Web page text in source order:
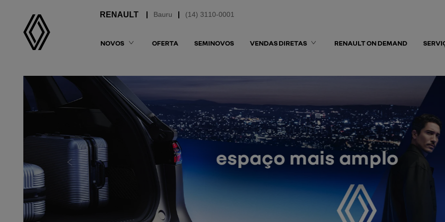
(14) 3110-0001
Bauru
NOVOS OFERTA SEMINOVOS VENDAS DIRETAS RENAULT ON DEMAND
templates.template-01.components.carousel.texts.control_prev